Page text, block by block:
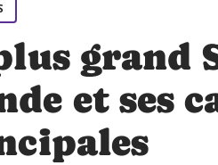
grand
et ses